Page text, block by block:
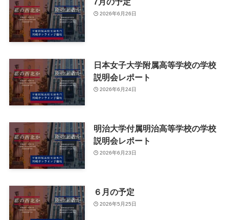
2026年6月26日
日本女子大学附属高等学校の学校
説明会レポート
2026年6月24日
明治大学付属明治高等学校の学校
説明会レポート
2026年6月23日
６月の予定
2026年5月25日